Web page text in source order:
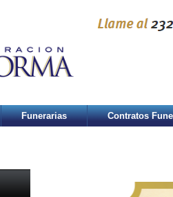
Funerarias Contratos